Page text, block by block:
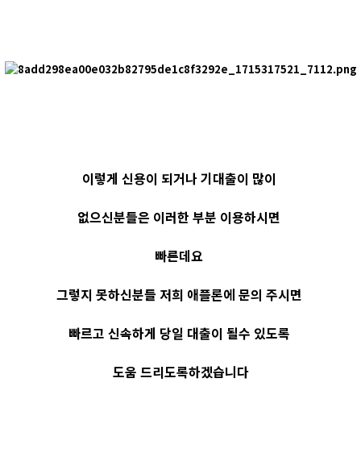
이렇게 신용이 되거나 기대출이 많이
없으신분들은 이러한 부분 이용하시면
빠른데요
그렇지 못하신분들 저희 애플론에 문의 주시면
빠르고 신속하게 당일 대출이 될수 있도록
도움 드리도록하겠습니다